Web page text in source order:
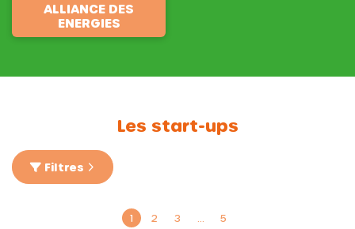
ALLIANCE DES
ENERGIES
Les start-ups
Filtres
1 2 3 5